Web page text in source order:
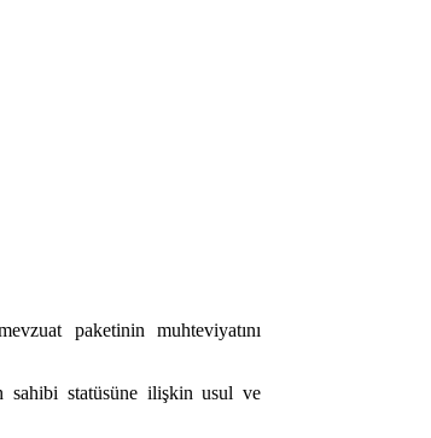
paketinin muhteviyatını
sahibi statüsüne ilişkin usul ve